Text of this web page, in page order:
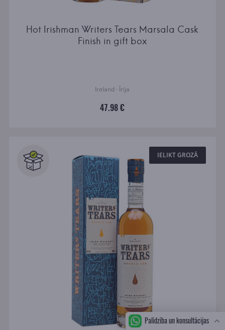
Palīdzība un konsultācijas
Hot Irishman Writers Tears Marsala Cask
Finish in gift box
Ireland · Īrija
47.98 €
IELIKT GROZĀ